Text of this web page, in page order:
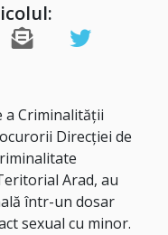
a Criminalității
Direcției de
Arad, au
într-un dosar
sexual cu minor.